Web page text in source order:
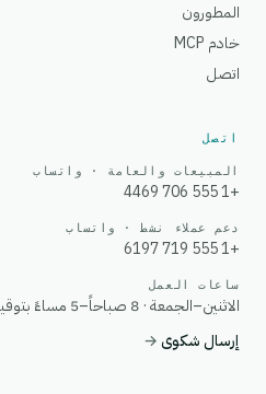
المطورون
خادم MCP
اتصل
اتصل
المبيعات والعامة · واتساب
+1 555 706 4469
دعم عملاء نشط · واتساب
+1 555 719 6197
ساعات العمل
الاثنين–الجمعة · 8 صباحاً–5 مساءً بتوقيت غرينتش+1
إرسال شكوى→